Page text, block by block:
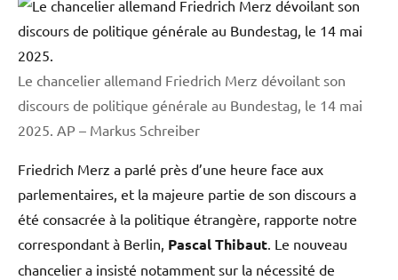
Le chancelier allemand Friedrich Merz dévoilant son
discours de politique générale au Bundestag, le 14 mai
2025. AP – Markus Schreiber
Friedrich Merz a parlé près d’une heure face aux
parlementaires, et la majeure partie de son discours a
été consacrée à la politique étrangère, rapporte notre
correspondant à Berlin, Pascal Thibaut. Le nouveau
chancelier a insisté notamment sur la nécessité de